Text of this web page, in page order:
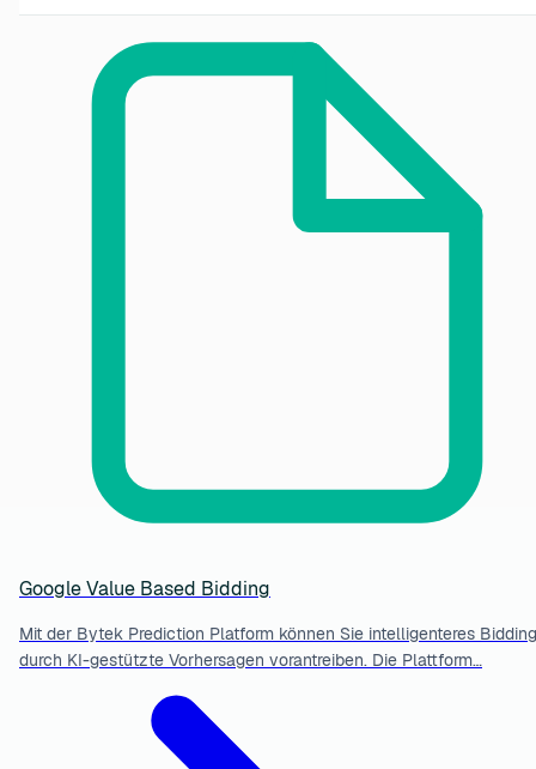
Google Value Based Bidding
Mit der Bytek Prediction Platform können Sie intelligenteres Bidding
durch KI-gestützte Vorhersagen vorantreiben. Die Plattform…